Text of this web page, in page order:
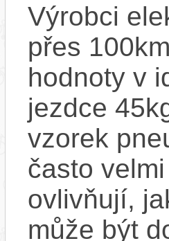
Výrobci
přes
hodnoty v
jezdce
vzorek
často
ovlivňují,
může být